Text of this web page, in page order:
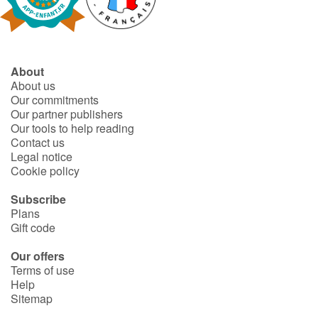
Fable, myth, literature and poetry
Ogres, monsters and witches
Heroines and Heroes
Ecology, nature, seasons
The animals
Travel, epic, investigation, adventure
Around the world
Learning
About
About us
Our commitments
Our partner publishers
Our tools to help reading
Contact us
Legal notice
Cookie policy
Subscribe
Plans
Gift code
Our offers
Terms of use
Help
Sitemap